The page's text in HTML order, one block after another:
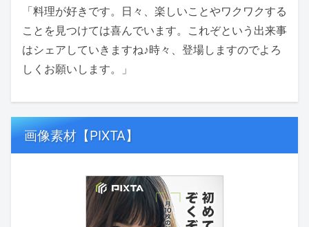
「料理が好きです。日々、楽しいことやワクワクする
ことを見つけては喜んでいます。これぞという出来事
はシェアしていきますね♪時々、登場しますのでよろ
しくお願いします。」
画像素材【PIXTA】